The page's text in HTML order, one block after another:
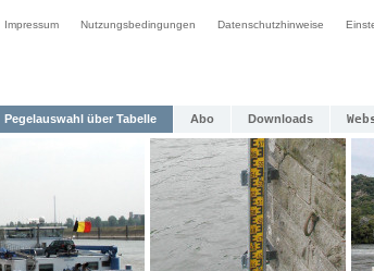
Impressum Nutzungsbedingungen Datenschutzhinweise
Pegelauswahl über Tabelle Abo Downloads